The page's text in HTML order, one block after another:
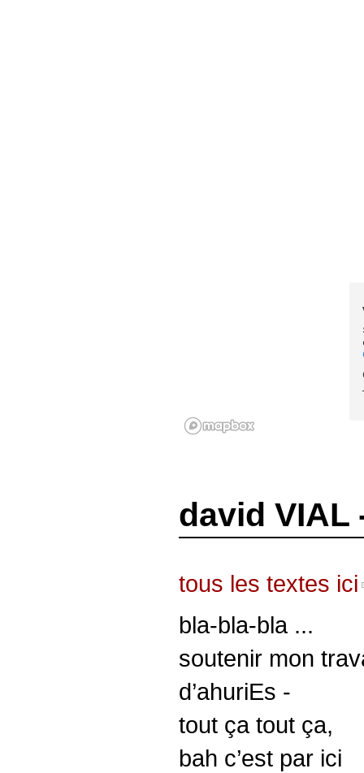
david VIAL
tous les textes ici
bla-bla-bla ...
soutenir mon
d’ahuriEs -
tout ça tout ça,
bah c’est par ici